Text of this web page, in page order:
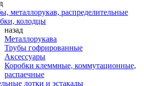
металлорукав, распределительные
колодцы
назад
Металлорукава
Трубы гофрированные
Аксессуары
Коробки клеммные, коммутационные,
распаечные
лотки и эстакады